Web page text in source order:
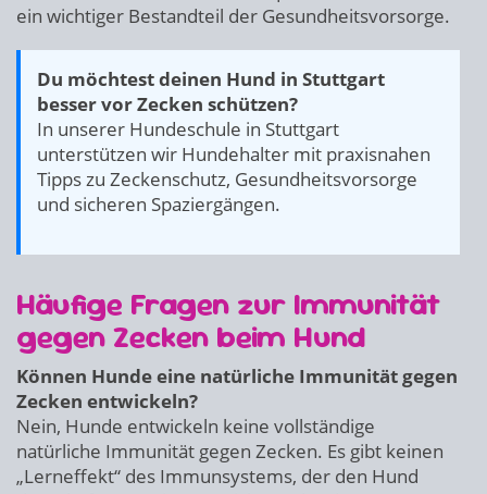
ein wichtiger Bestandteil der Gesundheitsvorsorge.
Du möchtest deinen Hund in Stuttgart
besser vor Zecken schützen?
In unserer Hundeschule in Stuttgart
unterstützen wir Hundehalter mit praxisnahen
Tipps zu Zeckenschutz, Gesundheitsvorsorge
und sicheren Spaziergängen.
Häufige Fragen zur Immunität
gegen Zecken beim Hund
Können Hunde eine natürliche Immunität gegen
Zecken entwickeln?
Nein, Hunde entwickeln keine vollständige
natürliche Immunität gegen Zecken. Es gibt keinen
„Lerneffekt“ des Immunsystems, der den Hund